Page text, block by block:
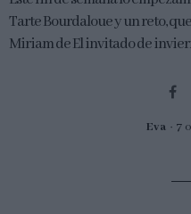
Tarte Bourdaloue y un reto,
Miriam de El invitado de
Eva 7